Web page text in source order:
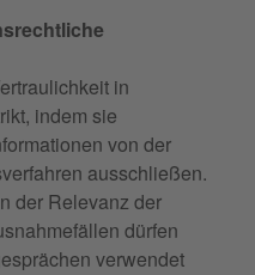
in
indem sie
von der
ausschließen.
der Relevanz der
dürfen
verwendet